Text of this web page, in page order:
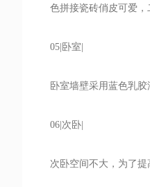
色拼接瓷砖俏皮可爱，
05|卧室|
卧室墙壁采用蓝色乳
06|次卧|
次卧空间不大，为了